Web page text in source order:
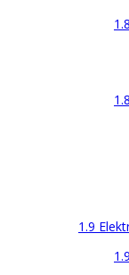
1.9